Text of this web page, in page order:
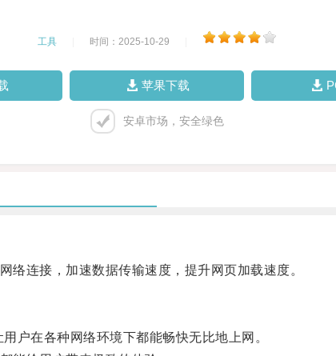
工具 时间：2025-10-29
苹果下载
安卓市场，安全绿色
连接，加速数据传输速度，提升网页加载速度。
在各种网络环境下都能畅快无比地上网。